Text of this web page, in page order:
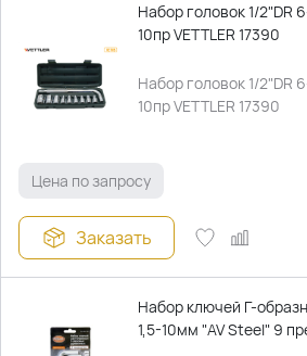
Набор головок 1/2"DR
10пр VETTLER 17390
Набор головок 1/2"DR
10пр VETTLER 17390
Цена по запросу
Заказать
Набор ключей Г-
1,5-10мм "AV Steel" 9